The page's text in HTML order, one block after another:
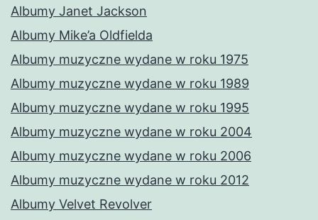
Albumy Janet Jackson
Albumy Mike’a Oldfielda
Albumy muzyczne wydane w roku 1975
Albumy muzyczne wydane w roku 1989
Albumy muzyczne wydane w roku 1995
Albumy muzyczne wydane w roku 2004
Albumy muzyczne wydane w roku 2006
Albumy muzyczne wydane w roku 2012
Albumy Velvet Revolver